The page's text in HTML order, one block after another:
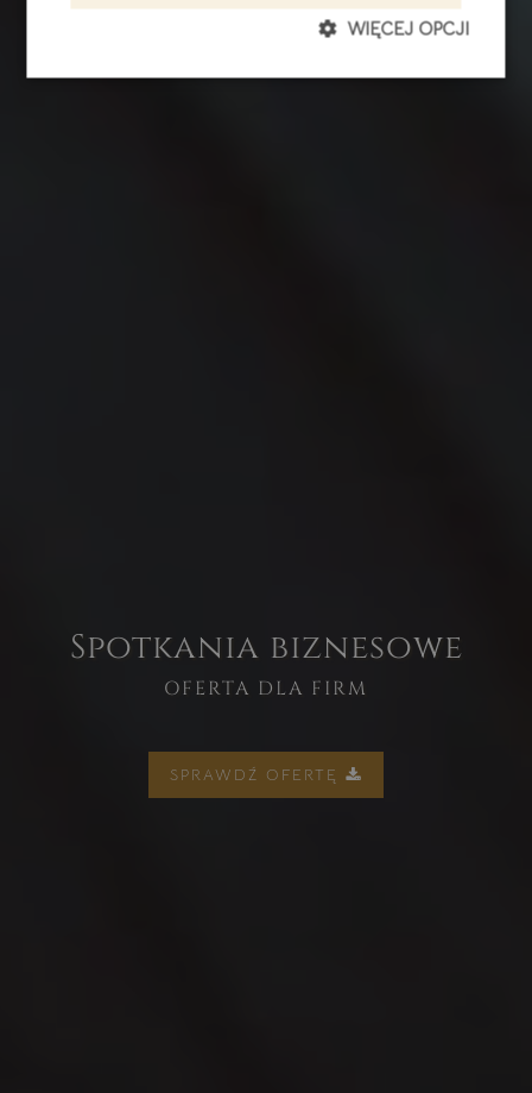
Spotkania biznesowe
OFERTA DLA FIRM
SPRAWDŹ OFERTĘ
WIĘCEJ OPCJI